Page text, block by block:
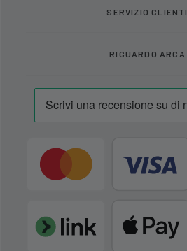
SERVIZIO CLIENTI
RIGUARDO ARCA